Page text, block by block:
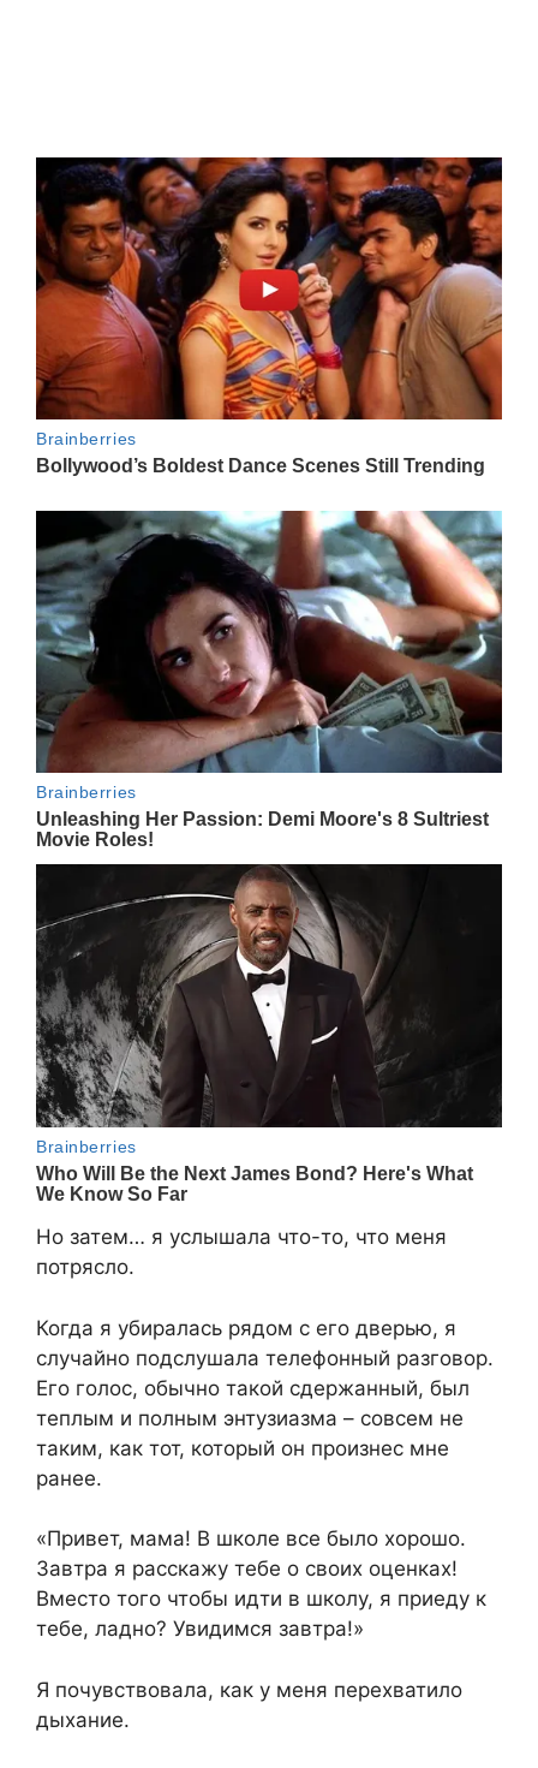
Но затем… я услышала что-то, что меня
потрясло.
Когда я убиралась рядом с его дверью, я
случайно подслушала телефонный разговор.
Его голос, обычно такой сдержанный, был
теплым и полным энтузиазма – совсем не
таким, как тот, который он произнес мне
ранее.
«Привет, мама! В школе все было хорошо.
Завтра я расскажу тебе о своих оценках!
Вместо того чтобы идти в школу, я приеду к
тебе, ладно? Увидимся завтра!»
Я почувствовала, как у меня перехватило
дыхание.